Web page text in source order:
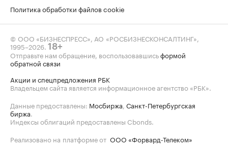
Политика обработки файлов cookie
© ООО «БИЗНЕСПРЕСС», АО «РОСБИЗНЕСКОНСАЛТИНГ»,
1995–2026 18+
Отправьте нам обращение, воспользовавшисьформой
обратной связи
Акции и спецпредложения РБК
Владельцем сайта является информационное агентство «РБК».
Данные предоставлены: Мосбиржа Санкт-Петербургская
биржа
Индексы облигаций предоставлены Cbonds.
Реализовано на платформе от ООО «Форвард-Телеком»